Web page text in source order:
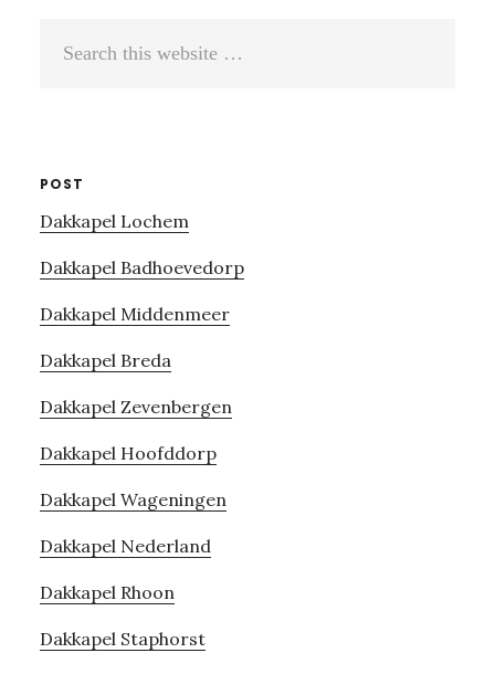
POST
Dakkapel Lochem
Dakkapel Badhoevedorp
Dakkapel Middenmeer
Dakkapel Breda
Dakkapel Zevenbergen
Dakkapel Hoofddorp
Dakkapel Wageningen
Dakkapel Nederland
Dakkapel Rhoon
Dakkapel Staphorst